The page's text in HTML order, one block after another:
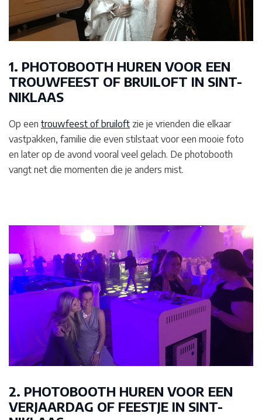
1. PHOTOBOOTH HUREN VOOR EEN
TROUWFEEST OF BRUILOFT IN SINT-
NIKLAAS
Op een trouwfeest of bruiloft zie je vrienden die elkaar
vastpakken, familie die even stilstaat voor een mooie foto
en later op de avond vooral veel gelach. De photobooth
vangt net die momenten die je anders mist.
2. PHOTOBOOTH HUREN VOOR EEN
VERJAARDAG OF FEESTJE IN SINT-